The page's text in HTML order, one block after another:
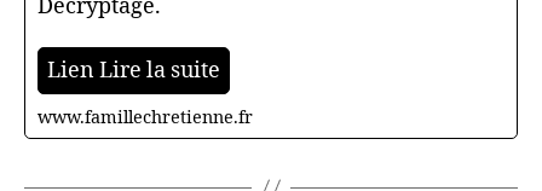
Décryptage.
Lien Lire la suite
www.famillechretienne.fr